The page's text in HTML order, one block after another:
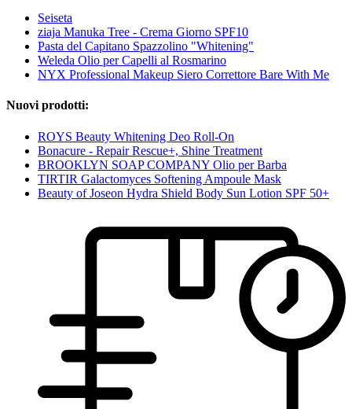
Seiseta
ziaja Manuka Tree - Crema Giorno SPF10
Pasta del Capitano Spazzolino "Whitening"
Weleda Olio per Capelli al Rosmarino
NYX Professional Makeup Siero Correttore Bare With Me
Nuovi prodotti:
ROYS Beauty Whitening Deo Roll-On
Bonacure - Repair Rescue+, Shine Treatment
BROOKLYN SOAP COMPANY Olio per Barba
TIRTIR Galactomyces Softening Ampoule Mask
Beauty of Joseon Hydra Shield Body Sun Lotion SPF 50+